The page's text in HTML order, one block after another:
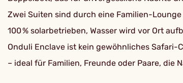
Zwei Suiten sind durch eine Familien-
100 % solarbetrieben, Wasser wird vor Ort
Onduli Enclave ist kein gewöhnliches
– ideal für Familien, Freunde oder Paare, die